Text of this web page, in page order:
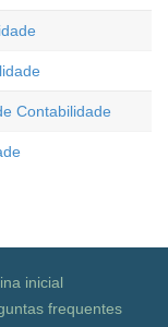
Contabilidade
inicial
frequentes